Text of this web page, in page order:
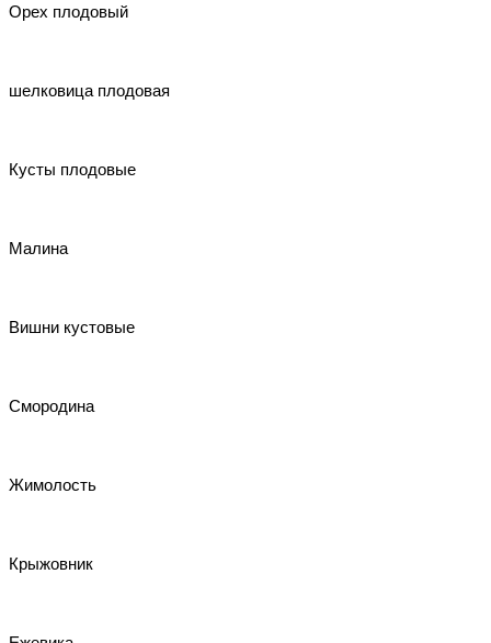
Орех плодовый
шелковица плодовая
Кусты плодовые
Малина
Вишни кустовые
Смородина
Жимолость
Крыжовник